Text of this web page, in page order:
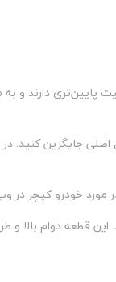
دارند و به
جایگزین کنید. در
مورد خودرو کپچر
دوام بالا و